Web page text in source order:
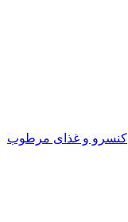
کنسرو و غذای مرطوب